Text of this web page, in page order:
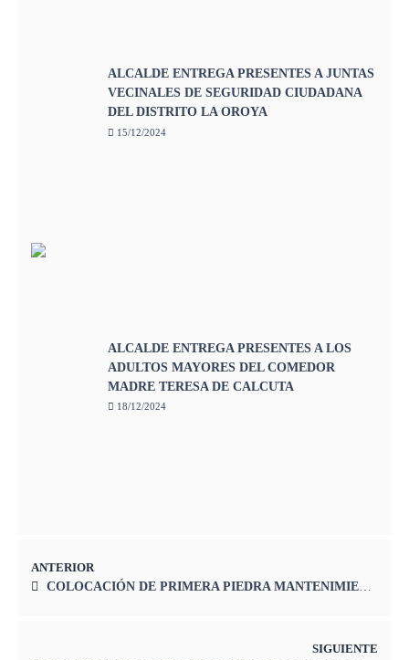
ALCALDE ENTREGA PRESENTES A JUNTAS
VECINALES DE SEGURIDAD CIUDADANA
DEL DISTRITO LA OROYA
15/12/2024
ALCALDE ENTREGA PRESENTES A LOS
ADULTOS MAYORES DEL COMEDOR
MADRE TERESA DE CALCUTA
18/12/2024
ANTERIOR
COLOCACIÓN DE PRIMERA PIEDRA MANTENIMIENTO DE PUENTE EN EL RIO KEKA, DISTRITO DE SUITUCANCHA
SIGUIENTE